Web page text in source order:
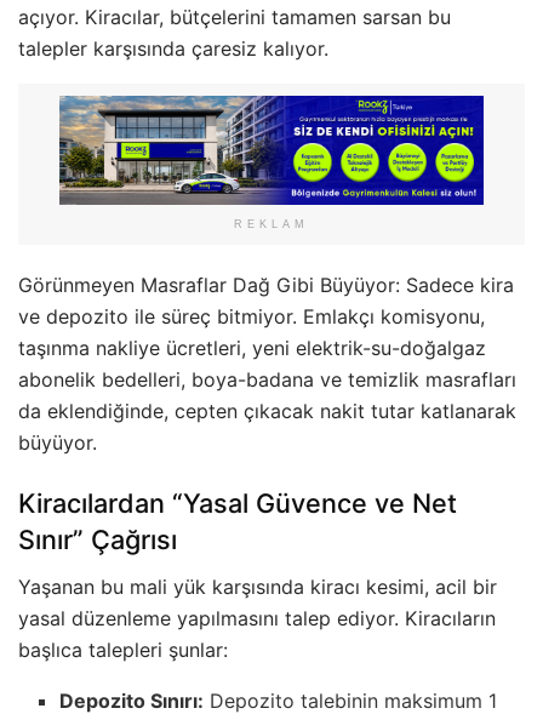
açıyor. Kiracılar, bütçelerini tamamen sarsan bu
talepler karşısında çaresiz kalıyor.
REKLAM
Görünmeyen Masraflar Dağ Gibi Büyüyor: Sadece kira
ve depozito ile süreç bitmiyor. Emlakçı komisyonu,
taşınma nakliye ücretleri, yeni elektrik-su-doğalgaz
abonelik bedelleri, boya-badana ve temizlik masrafları
da eklendiğinde, cepten çıkacak nakit tutar katlanarak
büyüyor.
Kiracılardan “Yasal Güvence ve Net
Sınır” Çağrısı
Yaşanan bu mali yük karşısında kiracı kesimi, acil bir
yasal düzenleme yapılmasını talep ediyor. Kiracıların
başlıca talepleri şunlar:
Depozito Sınırı: Depozito talebinin maksimum 1